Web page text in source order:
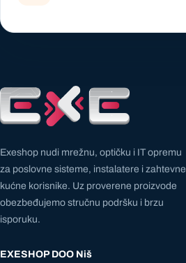
Exeshop nudi mrežnu, optičku i IT opremu
za poslovne sisteme, instalatere i zahtevne
kućne korisnike. Uz proverene proizvode
obezbeđujemo stručnu podršku i brzu
isporuku.
EXESHOP DOO Niš